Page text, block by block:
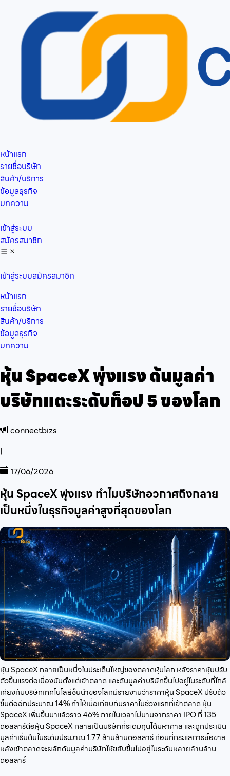
หน้าแรก
รายชื่อบริษัท
สินค้า/บริการ
ข้อมูลธุรกิจ
บทความ
เข้าสู่ระบบ
สมัครสมาชิก
เข้าสู่ระบบสมัครสมาชิก
หน้าแรก
รายชื่อบริษัท
สินค้า/บริการ
ข้อมูลธุรกิจ
บทความ
หุ้น SpaceX พุ่งแรง ดันมูลค่า
บริษัทแตะระดับท็อป 5 ของโลก
connectbizs
|
17/06/2026
หุ้น SpaceX พุ่งแรง ทำไมบริษัทอวกาศถึงกลาย
เป็นหนึ่งในธุรกิจมูลค่าสูงที่สุดของโลก
หุ้น SpaceX กลายเป็นหนึ่งในประเด็นใหญ่ของตลาดหุ้นโลก หลังราคาหุ้นปรับ
ตัวขึ้นแรงต่อเนื่องนับตั้งแต่เข้าตลาด และดันมูลค่าบริษัทขึ้นไปอยู่ในระดับที่ใกล้
เคียงกับบริษัทเทคโนโลยีชั้นนำของโลกมีรายงานว่าราคาหุ้น SpaceX ปรับตัว
ขึ้นต่ออีกประมาณ 14% ทำให้เมื่อเทียบกับราคาในช่วงแรกที่เข้าตลาด หุ้น
SpaceX เพิ่มขึ้นมาแล้วราว 46% ภายในเวลาไม่นานจากราคา IPO ที่ 135
ดอลลาร์ต่อหุ้น SpaceX กลายเป็นบริษัทที่ระดมทุนได้มหาศาล และถูกประเมิน
มูลค่าเริ่มต้นในระดับประมาณ 1.77 ล้านล้านดอลลาร์ ก่อนที่กระแสการซื้อขาย
หลังเข้าตลาดจะผลักดันมูลค่าบริษัทให้ขยับขึ้นไปอยู่ในระดับหลายล้านล้าน
ดอลลาร์